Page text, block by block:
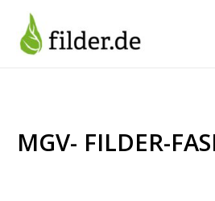
Inhalt
springen
MGV- FILDER-